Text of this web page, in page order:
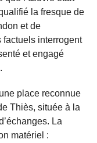
la fresque de
et de
factuels interrogent
et engagé
place reconnue
Thiès, située à la
La
matériel :